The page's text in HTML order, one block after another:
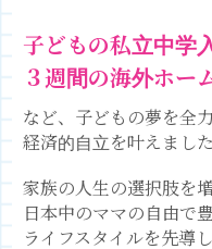
子どもの私立中学
３週間の海外ホー
など、 子どもの夢を全
経済的自立を叶えました
家族の人生の選択肢を
日本中のママの自由で
ライフスタイルを先導